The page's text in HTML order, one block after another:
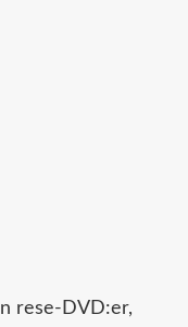
rese-DVD:er,